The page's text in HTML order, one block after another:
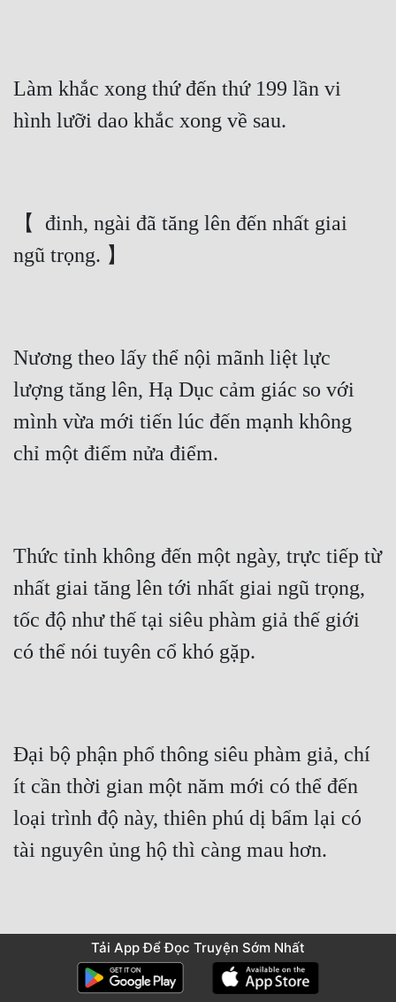
Làm khắc xong thứ đến thứ 199 lần vi
hình lưỡi dao khắc xong về sau.
【  đinh, ngài đã tăng lên đến nhất giai
ngũ trọng. 】
Nương theo lấy thể nội mãnh liệt lực
lượng tăng lên, Hạ Dục cảm giác so với
mình vừa mới tiến lúc đến mạnh không
chỉ một điểm nửa điểm.
Thức tỉnh không đến một ngày, trực tiếp từ
nhất giai tăng lên tới nhất giai ngũ trọng,
tốc độ như thế tại siêu phàm giả thế giới
có thể nói tuyên cổ khó gặp.
Đại bộ phận phổ thông siêu phàm giả, chí
ít cần thời gian một năm mới có thể đến
loại trình độ này, thiên phú dị bẩm lại có
tài nguyên ủng hộ thì càng mau hơn.
Nghe nói, Đại Hạ đã từng có một thiên tài,
trong vòng một năm tu luyện đến tam giai,
Tải App Để Đọc Truyện Sớm Nhất